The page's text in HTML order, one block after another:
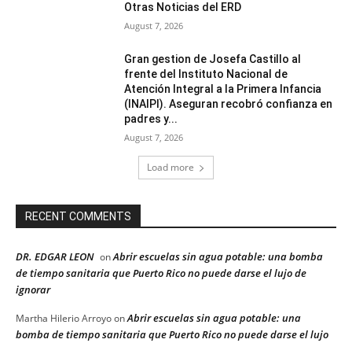
Otras Noticias del ERD
August 7, 2026
Gran gestion de Josefa Castillo al
frente del Instituto Nacional de
Atención Integral a la Primera Infancia
(INAIPI). Aseguran recobró confianza en
padres y...
August 7, 2026
Load more
RECENT COMMENTS
DR. EDGAR LEON onAbrir escuelas sin agua potable: una bomba
de tiempo sanitaria que Puerto Rico no puede darse el lujo de
ignorar
Martha Hilerio ArroyoonAbrir escuelas sin agua potable: una
bomba de tiempo sanitaria que Puerto Rico no puede darse el lujo